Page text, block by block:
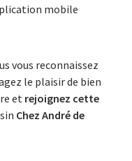
mobile
vous reconnaissez
le plaisir de bien
etrejoignez cette
Chez André de